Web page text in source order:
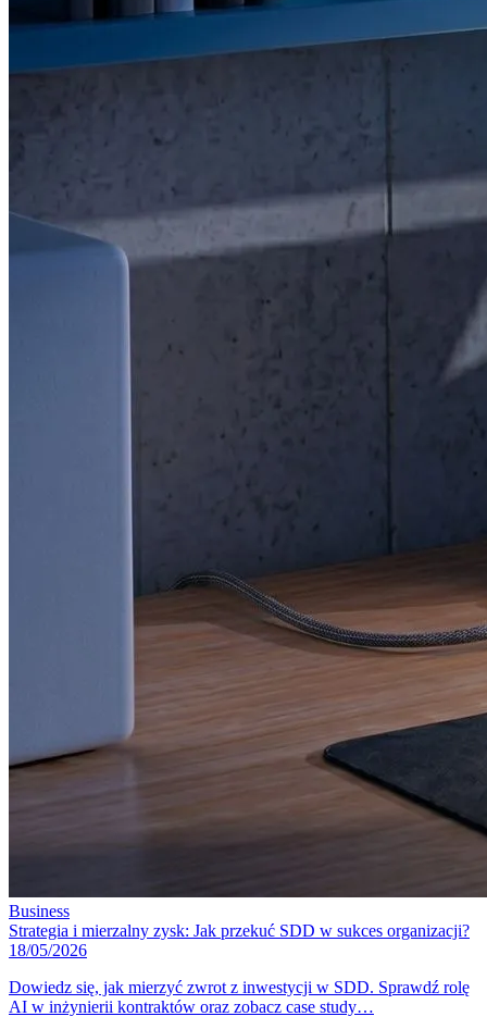
Business
Strategia i mierzalny zysk: Jak przekuć SDD w sukces organizacji?
18/05/2026
Dowiedz się, jak mierzyć zwrot z inwestycji w SDD. Sprawdź rolę
AI w inżynierii kontraktów oraz zobacz case study…